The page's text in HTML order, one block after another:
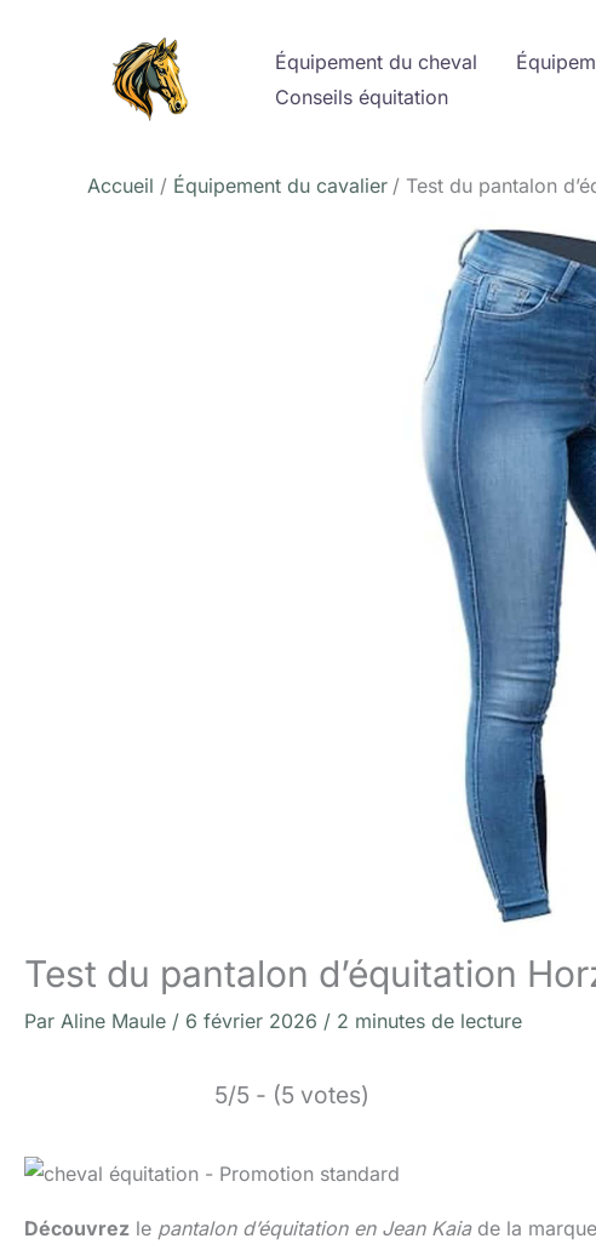
Équipement du cheval
Conseils équitation
Accueil Équipement du cavalier Test du pantalon
Test du pantalon d’équitation
Par Aline Maule / 6 février 2026 / 2 minutes de lecture
5/5 - (5 votes)
Découvrez le pantalon d’équitation en Jean Kaiade la